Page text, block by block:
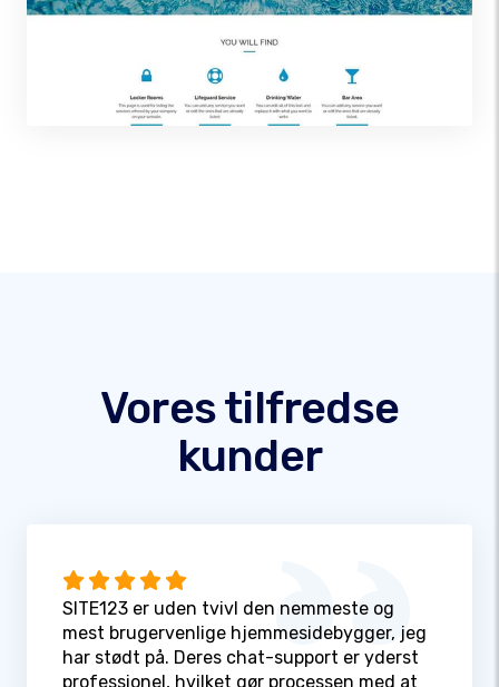
Vores tilfredse
kunder
SITE123 er uden tvivl den nemmeste og
mest brugervenlige hjemmesidebygger, jeg
har stødt på. Deres chat-support er yderst
professionel, hvilket gør processen med at